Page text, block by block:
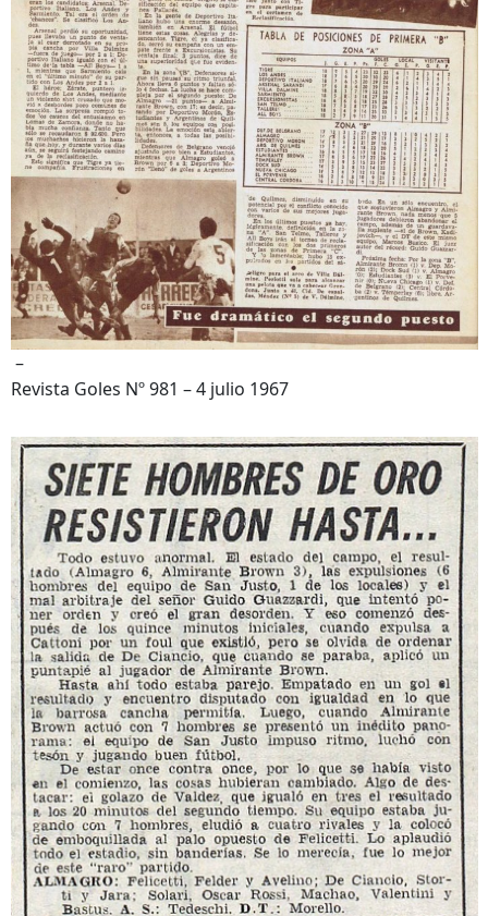
–
Revista Goles Nº 981 – 4 julio 1967